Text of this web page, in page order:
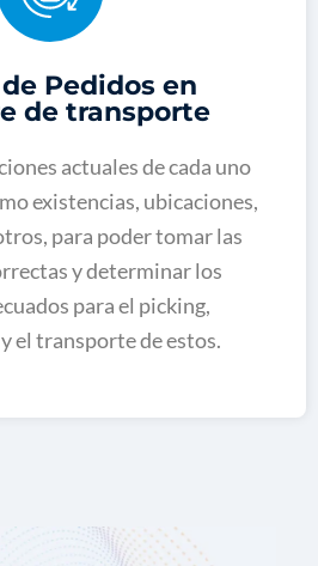
Pedidos en
de transporte
actuales de cada uno
existencias, ubicaciones,
para poder tomar las
y determinar los
para el picking,
el transporte de estos.